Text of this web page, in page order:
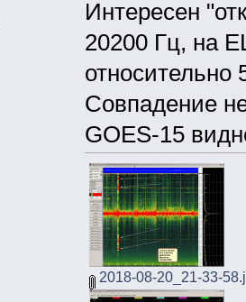
Интересен
20200 Гц, на
относительно
Совпадение
GOES-15
2018-08-20_21-33-